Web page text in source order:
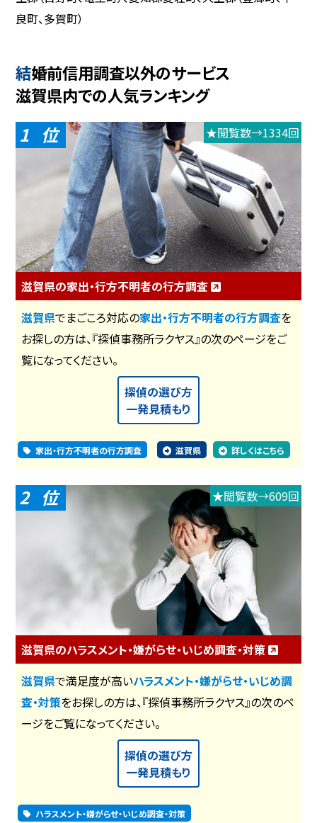
良町、多賀町）
結婚前信用調査以外のサービス
滋賀県内での人気ランキング
1 ★閲覧数→1334回
滋賀県の家出・行方不明者の行方調査
滋賀県でまごころ対応の家出・行方不明者の行方調査を
お探しの方は、『探偵事務所ラクヤス』の次のページをご
覧になってください。
探偵の選び方
一発見積もり
家出・行方不明者の行方調査 滋賀県 詳しくはこちら
2 ★閲覧数→609回
滋賀県のハラスメント・嫌がらせ・いじめ調査・対策
滋賀県で満足度が高いハラスメント・嫌がらせ・いじめ調
査・対策をお探しの方は、『探偵事務所ラクヤス』の次のペ
ージをご覧になってください。
探偵の選び方
一発見積もり
ハラスメント・嫌がらせ・いじめ調査・対策